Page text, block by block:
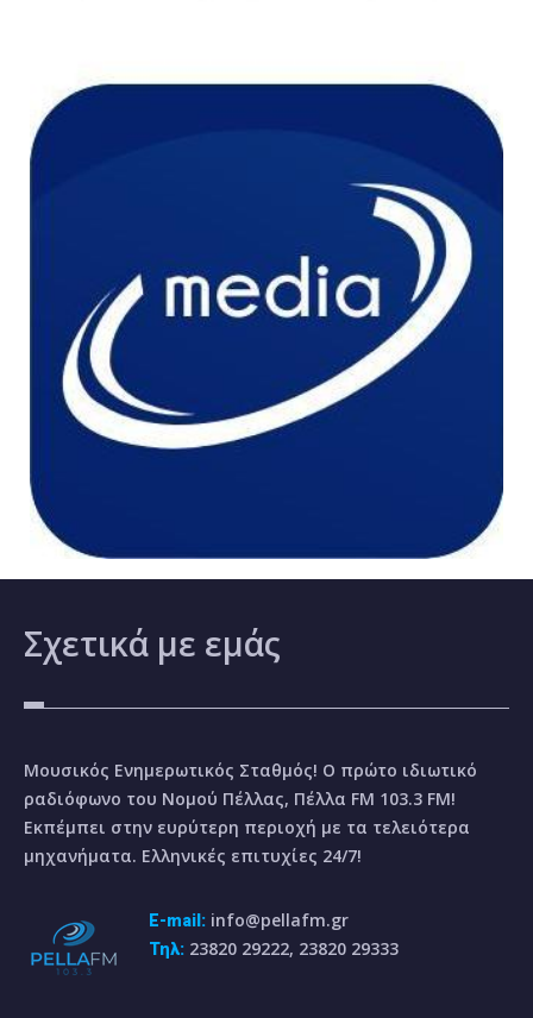
Σχετικά με εμάς
Μουσικός Ενημερωτικός Σταθμός! Ο πρώτο ιδιωτικό
ραδιόφωνο του Νομού Πέλλας, Πέλλα FM 103.3 FM!
Εκπέμπει στην ευρύτερη περιοχή με τα τελειότερα
μηχανήματα. Ελληνικές επιτυχίες 24/7!
E-mail: info@pellafm.gr
Τηλ: 23820 29222, 23820 29333